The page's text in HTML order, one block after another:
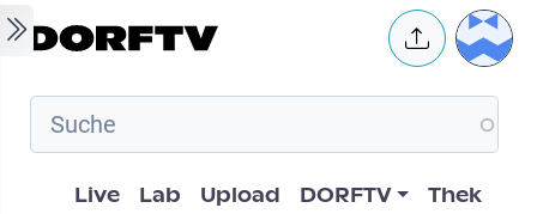
Skip to main content User
Hauptnavigation
Live Lab Upload DORFTV Thek